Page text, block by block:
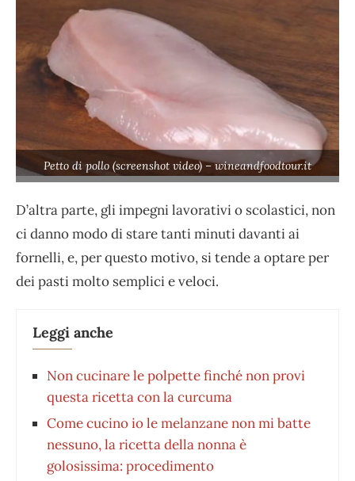
Petto di pollo (screenshot video) – wineandfoodtour.it
D’altra parte, gli impegni lavorativi o scolastici, non
ci danno modo di stare tanti minuti davanti ai
fornelli, e, per questo motivo, si tende a optare per
dei pasti molto semplici e veloci.
Leggi anche
Non cucinare le polpette finché non provi
questa ricetta con la curcuma
Come cucino io le melanzane non mi batte
nessuno, la ricetta della nonna è
golosissima: procedimento